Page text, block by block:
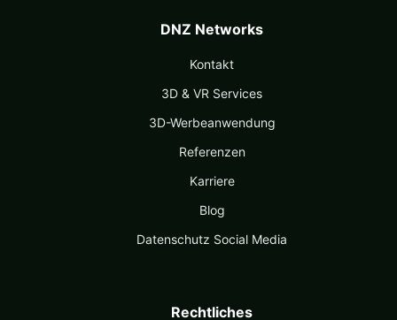
DNZ Networks
Kontakt
3D & VR Services
3D-Werbeanwendung
Referenzen
Karriere
Blog
Datenschutz Social Media
Rechtliches